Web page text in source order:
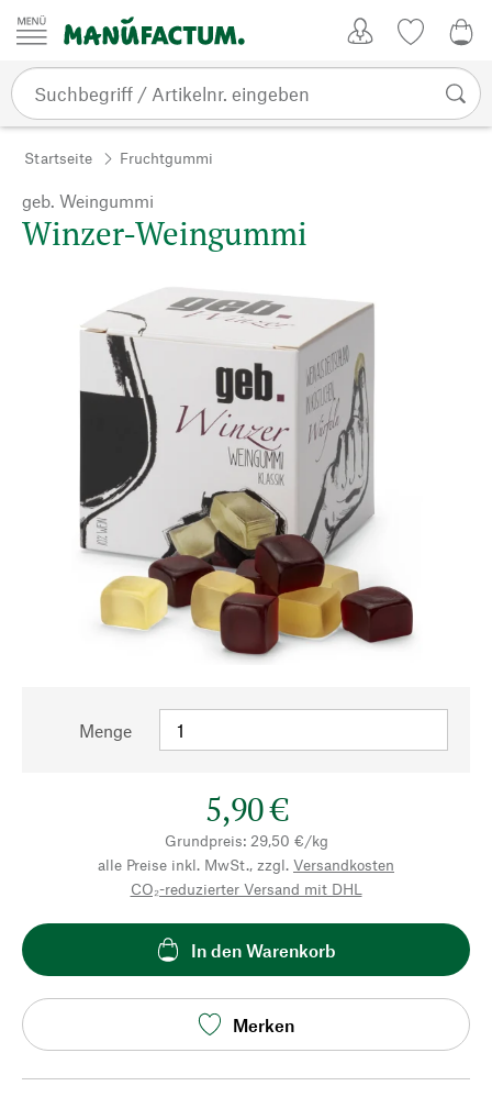
Zum Inhalt springen
Startseite Fruchtgummi
geb. Weingummi
Winzer-Weingummi
Menge
5,90 €
Grundpreis: 29,50 €/kg
alle Preise inkl. MwSt., zzgl. Versandkosten
CO₂-reduzierter Versand mit DHL
In den Warenkorb
Merken